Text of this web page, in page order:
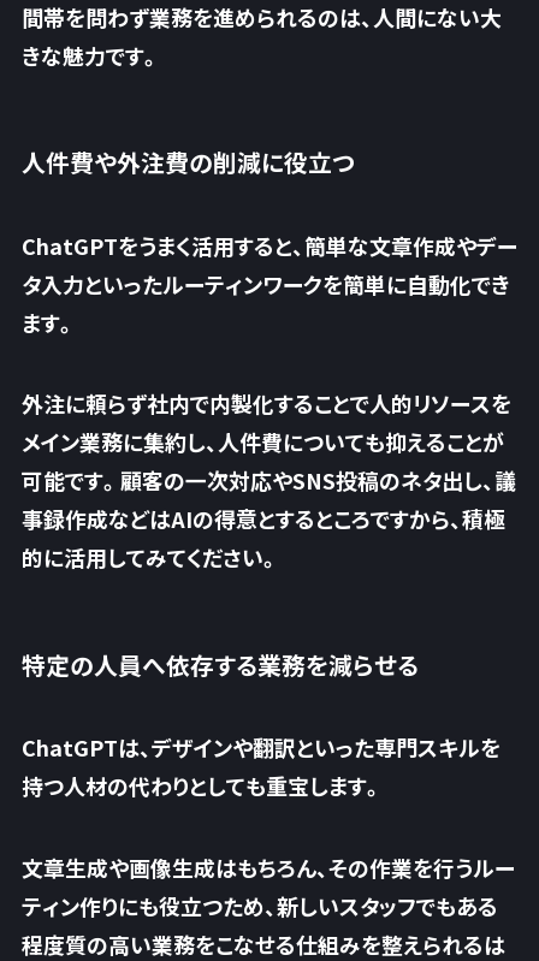
間帯を問わず業務を進められるのは、人間にない大
きな魅力です。
人件費や外注費の削減に役立つ
ChatGPTをうまく活用すると、簡単な文章作成やデー
タ入力といったルーティンワークを簡単に自動化でき
ます。
外注に頼らず社内で内製化することで人的リソースを
メイン業務に集約し、人件費についても抑えることが
可能です。 顧客の一次対応やSNS投稿のネタ出し、議
事録作成などはAIの得意とするところですから、積極
的に活用してみてください。
特定の人員へ依存する業務を減らせる
ChatGPTは、デザインや翻訳といった専門スキルを
持つ人材の代わりとしても重宝します。
文章生成や画像生成はもちろん、その作業を行うルー
ティン作りにも役立つため、新しいスタッフでもある
程度質の高い業務をこなせる仕組みを整えられるは